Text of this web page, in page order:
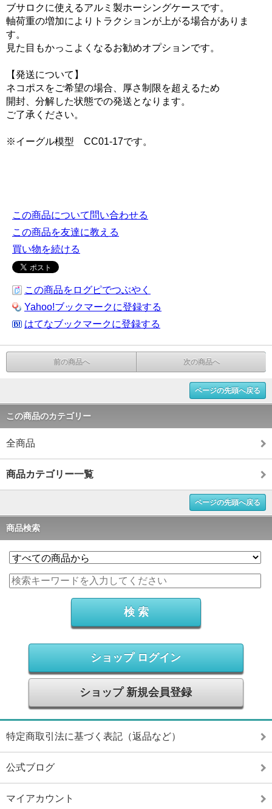
ブサロクに使えるアルミ製ホーシングケースです。
軸荷重の増加によりトラクションが上がる場合がありま
す。
見た目もかっこよくなるお勧めオプションです。
【発送について】
ネコポスをご希望の場合、厚さ制限を超えるため
開封、分解した状態での発送となります。
ご了承ください。
※イーグル模型 CC01-17です。
この商品について問い合わせる
この商品を友達に教える
買い物を続ける
この商品をログピでつぶやく
Yahoo!ブックマークに登録する
はてなブックマークに登録する
前の商品へ 次の商品へ
ページの先頭へ戻る
この商品のカテゴリー
全商品
商品カテゴリー一覧
ページの先頭へ戻る
商品検索
ショップ ログイン
ショップ 新規会員登録
特定商取引法に基づく表記（返品など）
公式ブログ
マイアカウント